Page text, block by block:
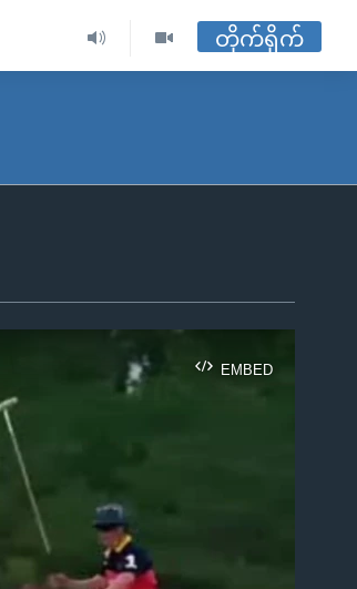
တိုက်ရိုက်
EMBED